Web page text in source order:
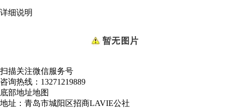
详细说明
扫描关注微信服务号
咨询热线： 13271219889
底部地址地图
地址：青岛市城阳区招商LAVIE公社